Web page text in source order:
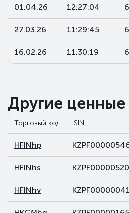
01.04.26 12:27:04
27.03.26 11:29:45
16.02.26 11:30:19
Другие ценные
Торговый код ISIN
HFINhp
HFINhs KZPF00000520
HFINhv